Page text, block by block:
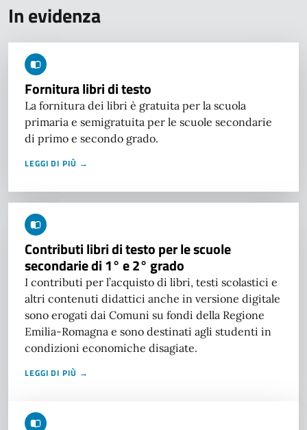
In evidenza
Fornitura libri di testo
La fornitura dei libri è gratuita per la scuola
primaria e semigratuita per le scuole secondarie
di primo e secondo grado.
LEGGI DI PIÙ →
Contributi libri di testo per le scuole
secondarie di 1° e 2° grado
I contributi per l’acquisto di libri, testi scolastici e
altri contenuti didattici anche in versione digitale
sono erogati dai Comuni su fondi della Regione
Emilia-Romagna e sono destinati agli studenti in
condizioni economiche disagiate.
LEGGI DI PIÙ →